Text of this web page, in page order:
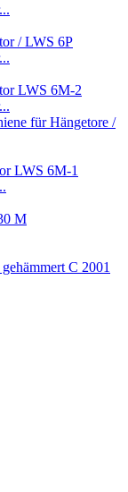
für Hängetore /
M
C 2001